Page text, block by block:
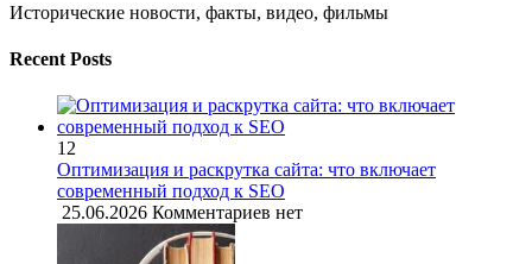
Исторические новости, факты, видео, фильмы
Recent Posts
12
Оптимизация и раскрутка сайта: что включает
современный подход к SEO
25.06.2026 Комментариев нет